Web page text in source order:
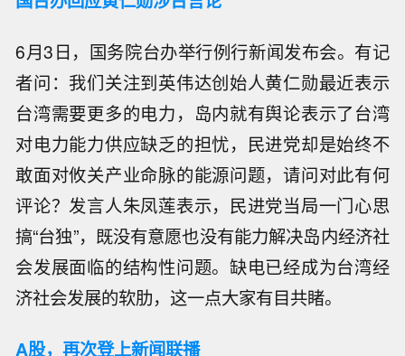
6月3日，国务院台办举行例行新闻发布会。有记
者问：我们关注到英伟达创始人黄仁勋最近表示
台湾需要更多的电力，岛内就有舆论表示了台湾
对电力能力供应缺乏的担忧，民进党却是始终不
敢面对攸关产业命脉的能源问题，请问对此有何
评论？发言人朱凤莲表示，民进党当局一门心思
搞“台独”，既没有意愿也没有能力解决岛内经济社
会发展面临的结构性问题。缺电已经成为台湾经
济社会发展的软肋，这一点大家有目共睹。
A股，再次登上新闻联播